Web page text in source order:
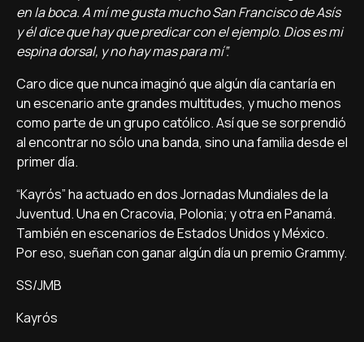
en la boca. A mí me gusta mucho San Francisco de Asís
y él dice que hay que predicar con el ejemplo. Dios es mi
espina dorsal, y no hay mas para mí”.
Caro dice que nunca imaginó que algún día cantaría en
un escenario ante grandes multitudes, y mucho menos
como parte de un grupo católico. Así que se sorprendió
al encontrar no sólo una banda, sino una familia desde el
primer día.
“Kayrós” ha actuado en dos Jornadas Mundiales de la
Juventud. Una en Cracovia, Polonia; y otra en Panamá.
También en escenarios de Estados Unidos y México.
Por eso, sueñan con ganar algún día un premio Grammy.
SS/JMB
Kayrós